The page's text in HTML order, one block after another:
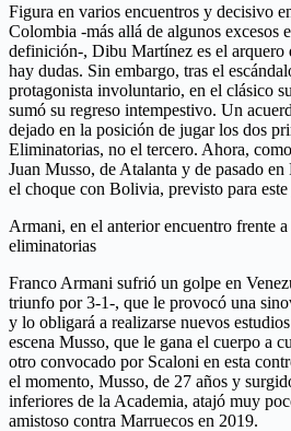
Figura en varios encuentros y decisivo
Colombia -más allá de algunos excesos
definición-, Dibu Martínez es el arquero
hay dudas. Sin embargo, tras el
protagonista involuntario, en el clásico
sumó su regreso intempestivo. Un
dejado en la posición de jugar los dos
Eliminatorias, no el tercero. Ahora,
Juan Musso, de Atalanta y de pasado
el choque con Bolivia, previsto para
Armani, en el anterior encuentro frente
eliminatorias
Franco Armani sufrió un golpe en
triunfo por 3-1-, que le provocó una
y lo obligará a realizarse nuevos
escena Musso, que le gana el cuerpo a
otro convocado por Scaloni en esta
el momento, Musso, de 27 años y
inferiores de la Academia, atajó muy
amistoso contra Marruecos en 2019.